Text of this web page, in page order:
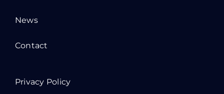
News
Contact
Privacy Policy